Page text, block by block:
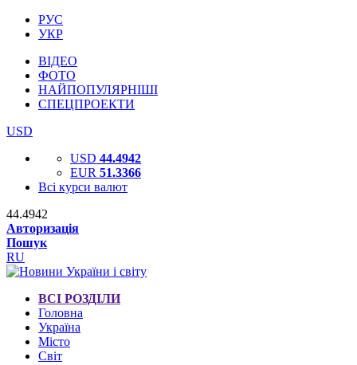
РУС
УКР
ВІДЕО
ФОТО
НАЙПОПУЛЯРНІШІ
СПЕЦПРОЕКТИ
USD
USD 44.4942
EUR 51.3366
Всі курси валют
44.4942
Авторизація
Пошук
RU
ВСІ РОЗДІЛИ
Головна
Україна
Місто
Світ